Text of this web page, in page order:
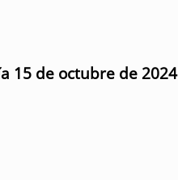
15 de octubre de 2024